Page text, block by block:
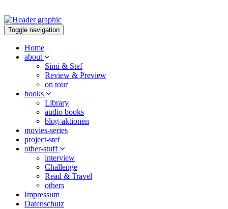
Toggle navigation
Home
about
Simi & Stef
Review & Preview
on tour
books
Library
audio books
blog-aktionen
movies-series
project-stef
other-stuff
interview
Challenge
Read & Travel
others
Impressum
Datenschutz